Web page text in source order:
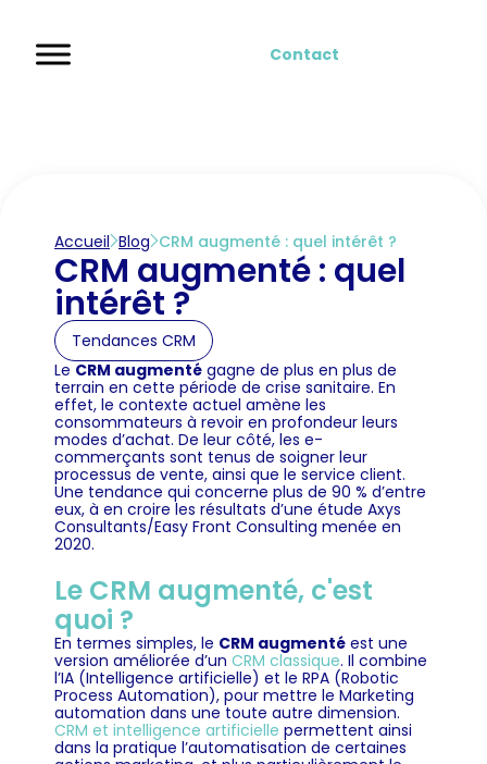
Contact
Accueil Blog CRM augmenté : quel intérêt ?
CRM augmenté : quel
intérêt ?
Tendances CRM
Le CRM augmenté gagne de plus en plus de
terrain en cette période de crise sanitaire. En
effet, le contexte actuel amène les
consommateurs à revoir en profondeur leurs
modes d’achat. De leur côté, les e-
commerçants sont tenus de soigner leur
processus de vente, ainsi que le service client.
Une tendance qui concerne plus de 90 % d’entre
eux, à en croire les résultats d’une étude Axys
Consultants/Easy Front Consulting menée en
2020.
Le CRM augmenté, c'est
quoi ?
En termes simples, le CRM augmenté est une
version améliorée d’un CRM classique. Il combine
l’IA (Intelligence artificielle) et le RPA (Robotic
Process Automation), pour mettre le Marketing
automation dans une toute autre dimension.
CRM et intelligence artificielle permettent ainsi
dans la pratique l’automatisation de certaines